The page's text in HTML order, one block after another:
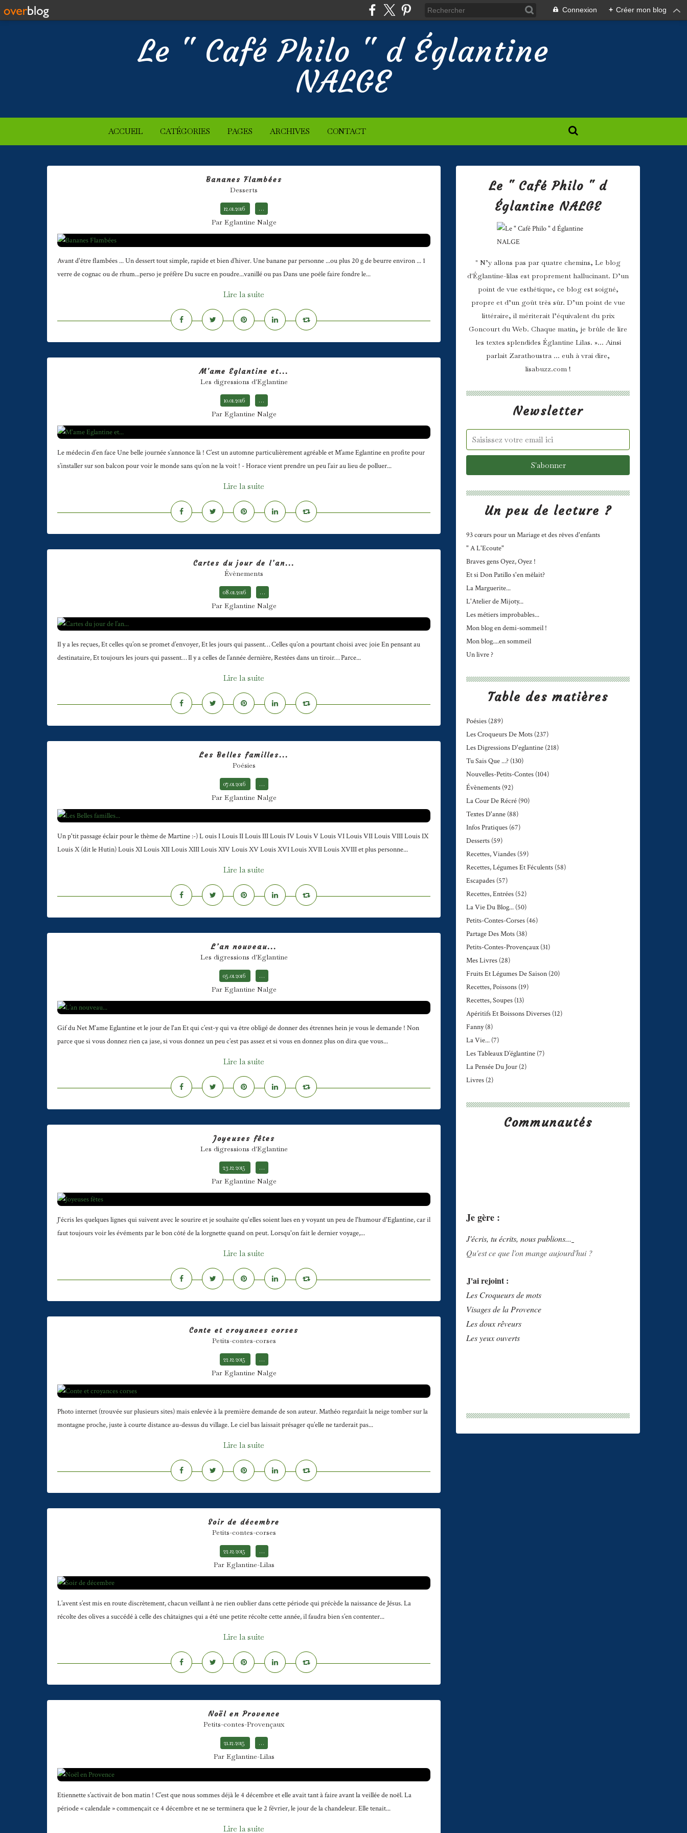
Connexion + Créer mon blog
Le " Café Philo " d Églantine
NALGE
ACCUEIL CATÉGORIES PAGES ARCHIVES CONTACT
Bananes Flambées
Desserts
12.01.2016 …
Par Eglantine Nalge
Avant d'être flambées ... Un dessert tout simple, rapide et bien d’hiver. Une banane par personne ...ou plus 20 g de beurre environ ... 1
verre de cognac ou de rhum...perso je préfère Du sucre en poudre...vanillé ou pas Dans une poêle faire fondre le...
Lire la suite
M'ame Eglantine et...
Les digressions d'Eglantine
10.01.2016 …
Par Eglantine Nalge
Le médecin d’en face Une belle journée s’annonce là ! C’est un automne particulièrement agréable et M’ame Eglantine en profite pour
s’installer sur son balcon pour voir le monde sans qu’on ne la voit ! - Horace vient prendre un peu l’air au lieu de polluer...
Lire la suite
Cartes du jour de l’an...
Évènements
08.01.2016 …
Par Eglantine Nalge
Il y a les reçues, Et celles qu’on se promet d’envoyer, Et les jours qui passent… Celles qu’on a pourtant choisi avec joie En pensant au
destinataire, Et toujours les jours qui passent… Il y a celles de l’année dernière, Restées dans un tiroir… Parce...
Lire la suite
Les Belles familles...
Poésies
07.01.2016 …
Par Eglantine Nalge
Un p'tit passage éclair pour le thème de Martine :-) L ouis I Louis II Louis III Louis IV Louis V Louis VI Louis VII Louis VIII Louis IX
Louis X (dit le Hutin) Louis XI Louis XII Louis XIII Louis XIV Louis XV Louis XVI Louis XVII Louis XVIII et plus personne...
Lire la suite
L’an nouveau...
Les digressions d'Eglantine
05.01.2016 …
Par Eglantine Nalge
Gif du Net M'ame Eglantine et le jour de l'an Et qui c’est-y qui va être obligé de donner des étrennes hein je vous le demande ! Non
parce que si vous donnez rien ça jase, si vous donnez un peu c’est pas assez et si vous en donnez plus on dira que vous...
Lire la suite
Joyeuses fêtes
Les digressions d'Eglantine
23.12.2015 …
Par Eglantine Nalge
J'écris les quelques lignes qui suivent avec le sourire et je souhaite qu'elles soient lues en y voyant un peu de l'humour d'Eglantine, car il
faut toujours voir les évéments par le bon côté de la lorgnette quand on peut. Lorsqu'on fait le dernier voyage,...
Lire la suite
Conte et croyances corses
Petits-contes-corses
22.12.2015 …
Par Eglantine Nalge
Photo internet (trouvée sur plusieurs sites) mais enlevée à la première demande de son auteur. Mathéo regardait la neige tomber sur la
montagne proche, juste à courte distance au-dessus du village. Le ciel bas laissait présager qu’elle ne tarderait pas...
Lire la suite
Soir de décembre
Petits-contes-corses
22.12.2015 …
Par Eglantine-Lilas
L’avent s’est mis en route discrètement, chacun veillant à ne rien oublier dans cette période qui précède la naissance de Jésus. La
récolte des olives a succédé à celle des châtaignes qui a été une petite récolte cette année, il faudra bien s’en contenter...
Lire la suite
Noël en Provence
Petits-contes-Provençaux
21.12.2015 …
Par Eglantine-Lilas
Etiennette s’activait de bon matin ! C’est que nous sommes déjà le 4 décembre et elle avait tant à faire avant la veillée de noël. La
période « calendale » commençait ce 4 décembre et ne se terminera que le 2 février, le jour de la chandeleur. Elle tenait...
Lire la suite
Newsletter
Table des matières
Poésies (289)
Les Croqueurs De Mots (237)
Les Digressions D'eglantine (218)
Tu Sais Que ...? (130)
Nouvelles-Petits-Contes (104)
Évènements (92)
La Cour De Récré (90)
Textes D'anne (88)
Infos Pratiques (67)
Desserts (59)
Recettes, Viandes (59)
Recettes, Légumes Et Féculents (58)
Escapades (57)
Recettes, Entrées (52)
La Vie Du Blog... (50)
Petits-Contes-Corses (46)
Partage Des Mots (38)
Petits-Contes-Provençaux(31)
Mes Livres (28)
Fruits Et Légumes De Saison (20)
Recettes, Poissons (19)
Recettes, Soupes (13)
Apéritifs Et Boissons Diverses (12)
Fanny(8)
La Vie... (7)
Les Tableaux D’églantine (7)
La Pensée Du Jour (2)
Livres (2)
Un peu de lecture ?
93 cœurs pour un Mariage et des rêves d'enfants
" A L'Ecoute"
Braves gens Oyez, Oyez !
Et si Don Patillo s'en mêlait?
La Marguerite...
L'Atelier de Mijoty...
Les métiers improbables...
Mon blog en demi-sommeil !
Mon blog....en sommeil
Un livre ?
Le " Café Philo " d
Églantine NALGE
" N’y allons pas par quatre chemins, Le blog
d'Églantine-lilas est proprement hallucinant. D’un
point de vue esthétique, ce blog est soigné,
propre et d’un goût très sûr. D’un point de vue
littéraire, il mériterait l’équivalent du prix
Goncourt du Web. Chaque matin, je brûle de lire
les textes splendides Églantine Lilas. »... Ainsi
parlait Zarathoustra ... euh à vrai dire,
lisabuzz.com !
Communautés
Je gère :
J'écris, tu écrits, nous publions...
Qu'est ce que l'on mange aujourd'hui ?
J'ai rejoint :
Les Croqueurs de mots
Visages de la Provence
Les doux rêveurs
Les yeux ouverts